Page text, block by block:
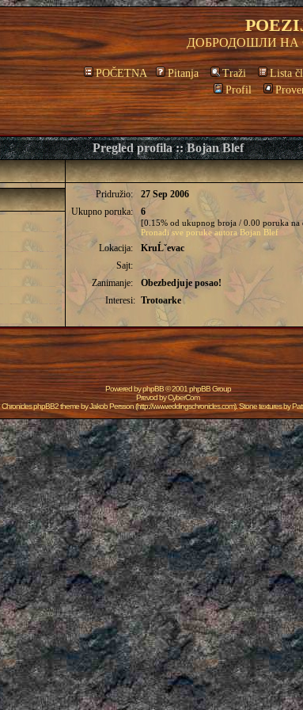
ДОБРОДОШЛИ НА
POČETNA Pitanja Traži Lista
Profil
Pregled profila :: Bojan Blef
Pridružio:
27 Sep 2006
Ukupno poruka:
6
[0.15% od ukupnog broja / 0.00 poruka na
Pronađi sve poruke autora Bojan Blef
Lokacija:
KruĹˇevac
Sajt:
Zanimanje:
Obezbedjuje posao!
Interesi: Trotoarke
Powered byphpBB© 2001 phpBB Group
Prevod byCyberCom
Chronicles phpBB2 theme byJakob Persson(http://www.eddingschronicles.com). Stone textures by